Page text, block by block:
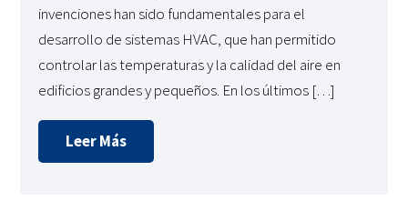
invenciones han sido fundamentales para el
desarrollo de sistemas HVAC, que han permitido
controlar las temperaturas y la calidad del aire en
edificios grandes y pequeños. En los últimos […]
Leer Más